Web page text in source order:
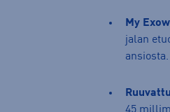
My
jalan